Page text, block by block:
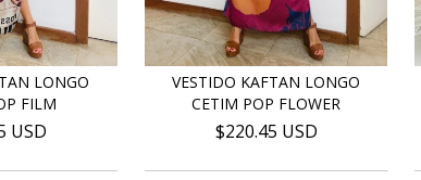
LONGO
FILM
USD
VESTIDO KAFTAN LONGO
CETIM POP FLOWER
$220.45 USD